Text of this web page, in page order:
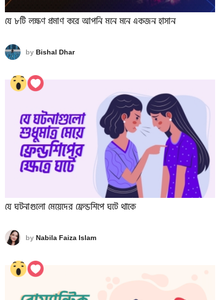
যে ৮টি লক্ষণ প্রমাণ করে আপনি মনে মনে একজন হাসান
by Bishal Dhar
যে ঘটনাগুলো মেয়েদের ফ্রেন্ডশিপে ঘটে থাকে
by Nabila Faiza Islam